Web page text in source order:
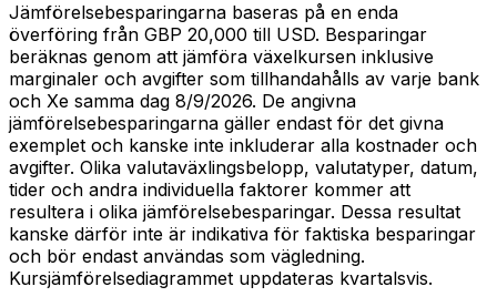
Jämförelsebesparingarna baseras på en enda
överföring från GBP 20,000 till USD. Besparingar
beräknas genom att jämföra växelkursen inklusive
marginaler och avgifter som tillhandahålls av varje bank
och Xe samma dag 8/9/2026. De angivna
jämförelsebesparingarna gäller endast för det givna
exemplet och kanske inte inkluderar alla kostnader och
avgifter. Olika valutaväxlingsbelopp, valutatyper, datum,
tider och andra individuella faktorer kommer att
resultera i olika jämförelsebesparingar. Dessa resultat
kanske därför inte är indikativa för faktiska besparingar
och bör endast användas som vägledning.
Kursjämförelsediagrammet uppdateras kvartalsvis.